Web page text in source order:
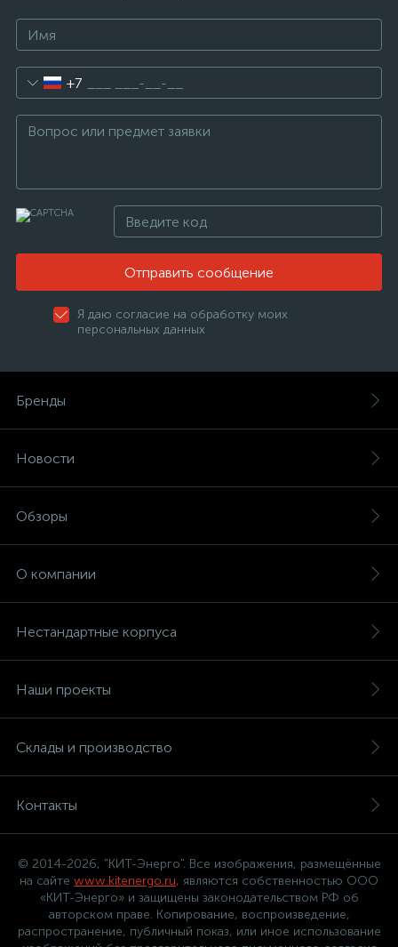
+7
Отправить сообщение
Я даю согласие на обработку моих
персональных данных
Бренды
Новости
Обзоры
О компании
Нестандартные корпуса
Наши проекты
Склады и производство
Контакты
© 2014-2026, "КИТ-Энерго". Все изображения, размещённые
на сайте www.kitenergo.ru, являются собственностью ООО
«КИТ-Энерго» и защищены законодательством РФ об
авторском праве. Копирование, воспроизведение,
распространение, публичный показ, или иное использование